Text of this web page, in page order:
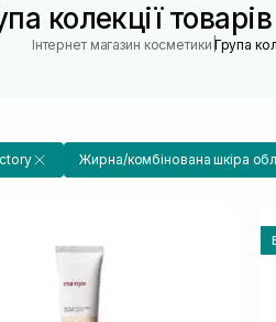
колекції
Інтернет магазин косметики |Група
Жирна/комбінована шкіра